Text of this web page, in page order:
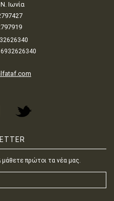
Ιωνία
μάθετε πρώτοι τα νέα μας.